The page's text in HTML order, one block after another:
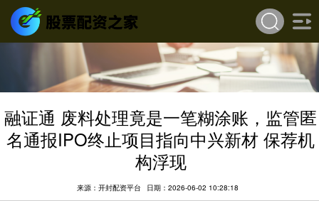
融证通 废料处理竟是一笔糊涂账，监管匿
名通报IPO终止项目指向中兴新材 保荐机
构浮现
来源：开封配资平台 日期：2026-06-02 10:28:18